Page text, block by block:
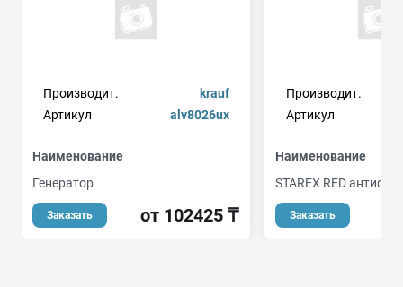
Производит.
krauf
Артикул
alv8026ux
Наименование
Генератор
Заказать от 102425 ₸
Производит.
Артикул
Наименование
STAREX RED
Заказать